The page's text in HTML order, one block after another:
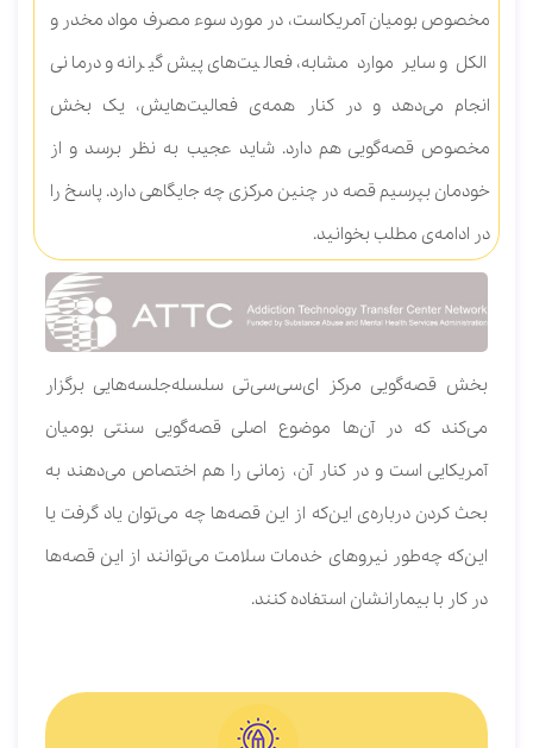
مخصوص بومیان آمریکاست، در مورد سوء مصرف مواد مخدر و
الکل و سایر موارد مشابه، فعالیت‌های پیش‌گیرانه و درمانی
انجام می‌دهد و در کنار همه‌ی فعالیت‌هایش، یک بخش
مخصوص قصه‌گویی هم دارد. شاید عجیب به نظر برسد و از
خودمان بپرسیم قصه در چنین مرکزی چه جایگاهی دارد. پاسخ را
در ادامه‌ی مطلب بخوانید.
بخش قصه‌گویی مرکز ای‌سی‌سی‌تی سلسله‌جلسه‌هایی برگزار
می‌کند که در آن‌ها موضوع اصلی قصه‌گویی سنتی بومیان
آمریکایی است و در کنار آن، زمانی را هم اختصاص می‌دهند به
بحث کردن درباره‌ی این‌که از این قصه‌ها چه می‌توان یاد گرفت یا
این‌که چه‌طور نیروهای خدمات سلامت می‌توانند از این قصه‌ها
در کار با بیمارانشان استفاده کنند.